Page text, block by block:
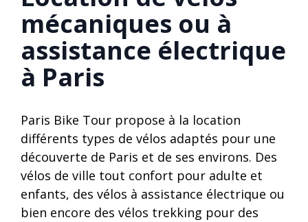
mécaniques ou à
assistance électrique
à Paris
Paris Bike Tour propose à la location
différents types de vélos adaptés pour une
découverte de Paris et de ses environs. Des
vélos de ville tout confort pour adulte et
enfants, des vélos à assistance électrique ou
bien encore des vélos trekking pour des